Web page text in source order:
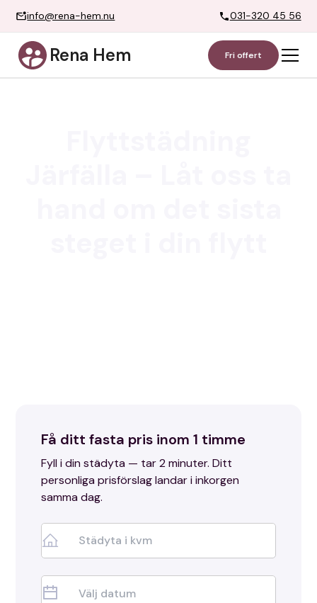
info@rena-hem.nu 031-320 45 56
Rena Hem Fri offert
Få ditt fasta pris inom 1 timme
Fyll i din städyta — tar 2 minuter. Ditt
personliga prisförslag landar i inkorgen
samma dag.